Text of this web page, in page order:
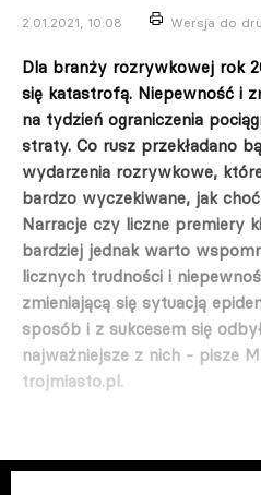
2.01.2021, 10:08 Wersja do
Dla branży rozrywkowej rok
się katastrofą. Niepewność i
na tydzień ograniczenia
straty. Co rusz przekładano
wydarzenia rozrywkowe,
bardzo wyczekiwane, jak
Narracje czy liczne premiery
bardziej jednak warto
licznych trudności i
zmieniającą się sytuacją
sposób i z sukcesem się
najważniejsze z nich - pisze
trojmiasto.pl.